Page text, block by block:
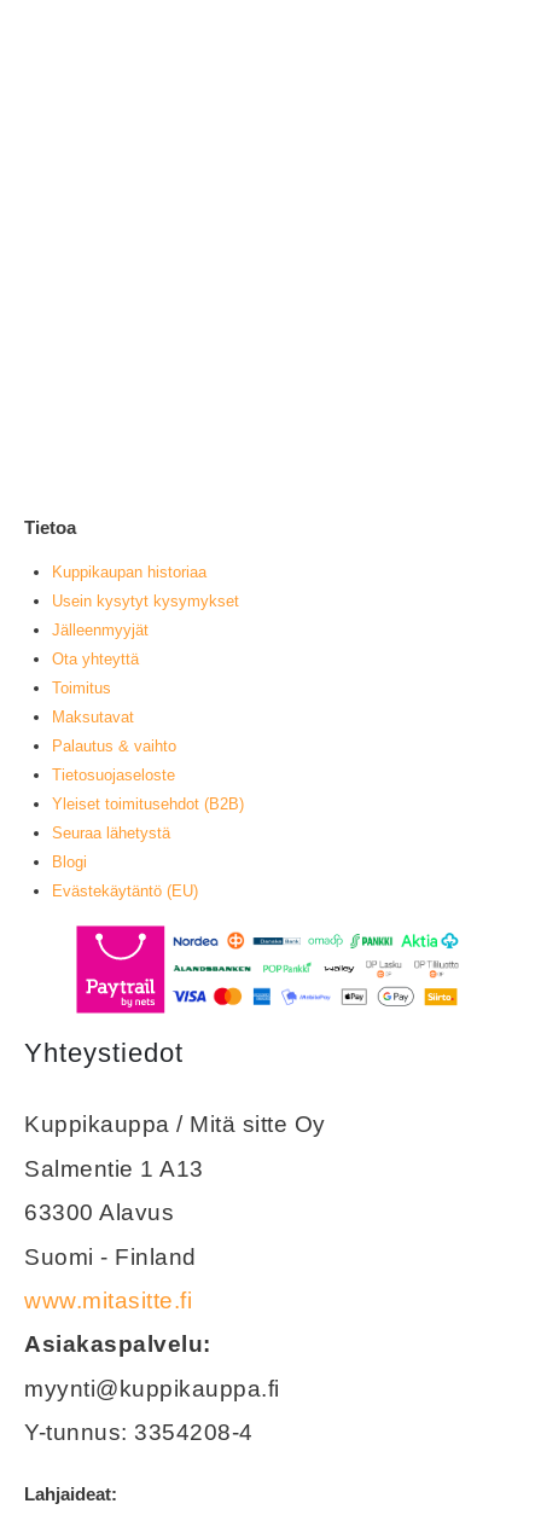
Tietoa
Kuppikaupan historiaa
Usein kysytyt kysymykset
Jälleenmyyjät
Ota yhteyttä
Toimitus
Maksutavat
Palautus & vaihto
Tietosuojaseloste
Yleiset toimitusehdot (B2B)
Seuraa lähetystä
Blogi
Evästekäytäntö (EU)
Yhteystiedot
Kuppikauppa / Mitä sitte Oy
Salmentie 1 A13
63300 Alavus
Suomi - Finland
www.mitasitte.fi
Asiakaspalvelu:
myynti@kuppikauppa.fi
Y-tunnus: 3354208-4
Lahjaideat: